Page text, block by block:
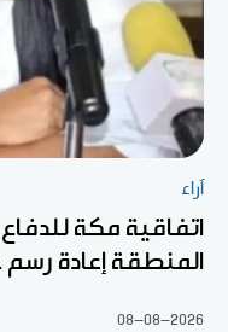
آراء
اتفاقية مكة
المنطقة إعادة رسم
08-08-2026